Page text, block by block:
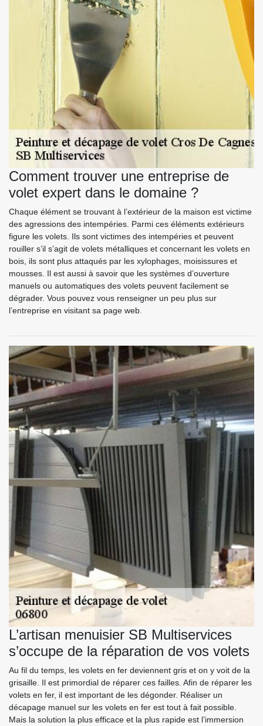
Comment trouver une entreprise de
volet expert dans le domaine ?
Chaque élément se trouvant à l’extérieur de la maison est victime
des agressions des intempéries. Parmi ces éléments extérieurs
figure les volets. Ils sont victimes des intempéries et peuvent
rouiller s’il s’agit de volets métalliques et concernant les volets en
bois, ils sont plus attaqués par les xylophages, moisissures et
mousses. Il est aussi à savoir que les systèmes d’ouverture
manuels ou automatiques des volets peuvent facilement se
dégrader. Vous pouvez vous renseigner un peu plus sur
l’entreprise en visitant sa page web.
L’artisan menuisier SB Multiservices
s’occupe de la réparation de vos volets
Au fil du temps, les volets en fer deviennent gris et on y voit de la
grisaille. Il est primordial de réparer ces failles. Afin de réparer les
volets en fer, il est important de les dégonder. Réaliser un
décapage manuel sur les volets en fer est tout à fait possible.
Mais la solution la plus efficace et la plus rapide est l’immersion